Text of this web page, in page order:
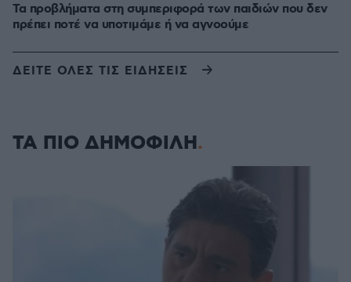
Τα προβλήματα στη συμπεριφορά των παιδιών που δεν
πρέπει ποτέ να υποτιμάμε ή να αγνοούμε
ΔΕΙΤΕ ΟΛΕΣ ΤΙΣ ΕΙΔΗΣΕΙΣ
ΤΑ ΠΙΟ ΔΗΜΟΦΙΛΗ